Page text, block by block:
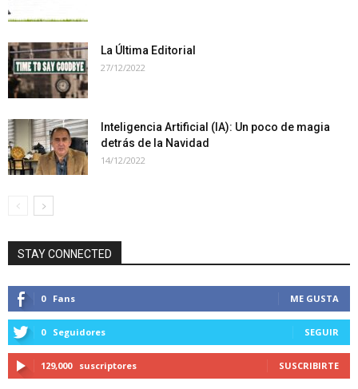
La Última Editorial
27/12/2022
Inteligencia Artificial (IA): Un poco de magia
detrás de la Navidad
14/12/2022
STAY CONNECTED
0 Fans ME GUSTA
0 Seguidores SEGUIR
129,000 suscriptores SUSCRIBIRTE